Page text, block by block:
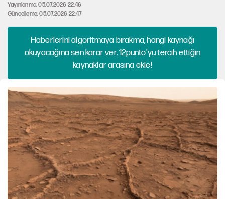
Yayınlanma: 05.07.2026 22:46
Güncelleme: 05.07.2026 22:47
Haberlerini algoritmaya bırakma, hangi kaynağı
okuyacağına sen karar ver. 12punto'yu tercih ettiğin
kaynaklar arasına ekle!